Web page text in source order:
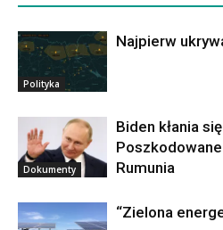
Polityka
Najpierw
Dokumenty
Biden kłania
Rumunia
“Zielona